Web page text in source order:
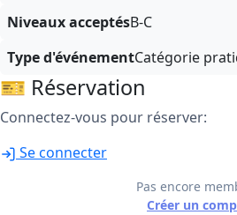
Niveaux acceptésB-C
Type d'événementCatégorie
🎫 Réservation
Connectez-vous pour réserver:
Se connecter
Pas encore
Créer un